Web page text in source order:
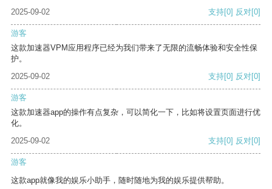
2025-09-02
支持[0] 反对[0]
游客
这款加速器VPM应用程序已经为我们带来了无限的流畅体验和安全性保
护。
2025-09-02
支持[0] 反对[0]
游客
这款加速器app的操作有点复杂，可以简化一下，比如将设置页面进行优
化。
2025-09-02
支持[0] 反对[0]
游客
这款app就像我的娱乐小助手，随时随地为我的娱乐提供帮助。